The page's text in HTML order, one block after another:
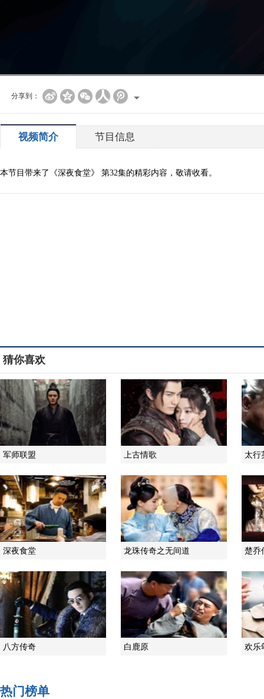
分享到：
视频简介 节目信息
本节目带来了《深夜食堂》 第32集的精彩内容，敬请收看。
猜你喜欢
军师联盟 上古情歌 太行
深夜食堂 龙珠传奇之无间道 楚乔
八方传奇 白鹿原 欢乐
热门榜单